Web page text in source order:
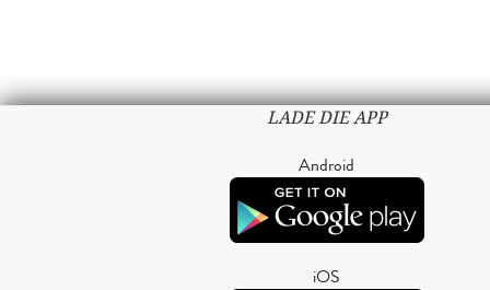
LADE DIE APP
Android
iOS